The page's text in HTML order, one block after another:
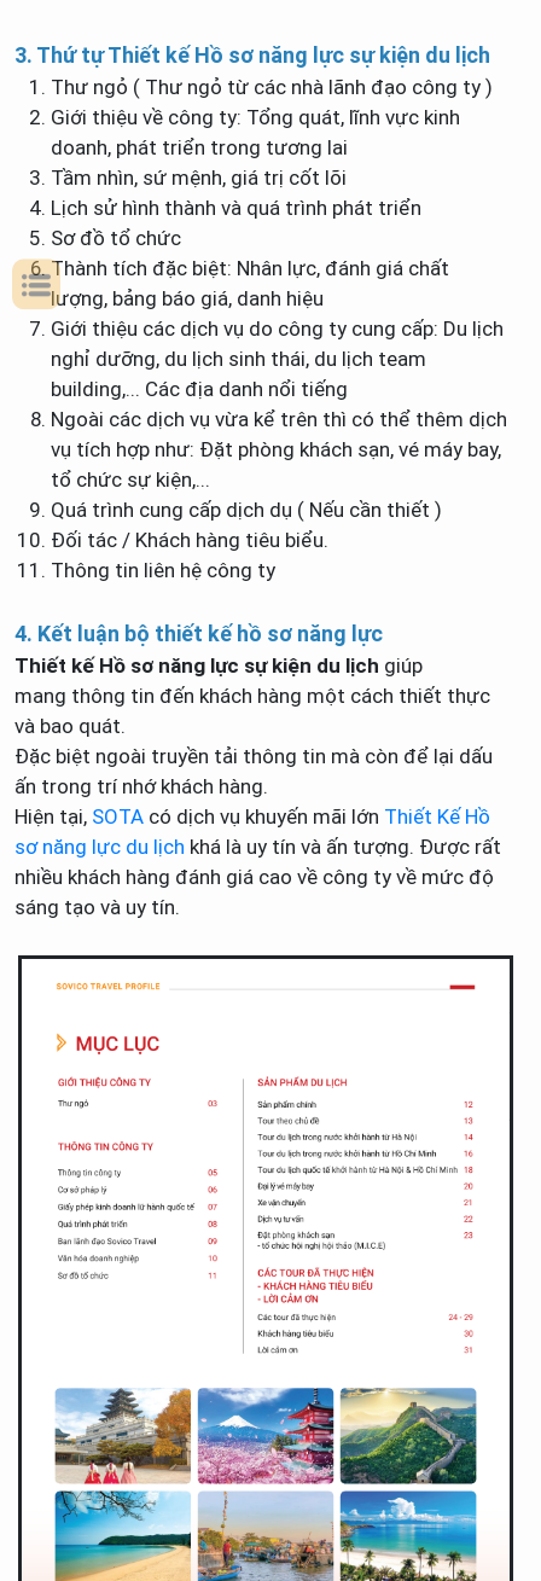
3. Thứ tự Thiết kế Hồ sơ năng lực sự kiện du lịch
Thư ngỏ ( Thư ngỏ từ các nhà lãnh đạo công ty )
Giới thiệu về công ty: Tổng quát, lĩnh vực kinh
doanh, phát triển trong tương lai
Tầm nhìn, sứ mệnh, giá trị cốt lõi
Lịch sử hình thành và quá trình phát triển
Sơ đồ tổ chức
Thành tích đặc biệt: Nhân lực, đánh giá chất
lượng, bảng báo giá, danh hiệu
Giới thiệu các dịch vụ do công ty cung cấp: Du lịch
nghỉ dưỡng, du lịch sinh thái, du lịch team
building,... Các địa danh nổi tiếng
Ngoài các dịch vụ vừa kể trên thì có thể thêm dịch
vụ tích hợp như: Đặt phòng khách sạn, vé máy bay,
tổ chức sự kiện,...
Quá trình cung cấp dịch dụ ( Nếu cần thiết )
Đối tác / Khách hàng tiêu biểu.
Thông tin liên hệ công ty
4. Kết luận bộ thiết kế hồ sơ năng lực
Thiết kế Hồ sơ năng lực sự kiện du lịch giúp
mang thông tin đến khách hàng một cách thiết thực
và bao quát.
Đặc biệt ngoài truyền tải thông tin mà còn để lại dấu
ấn trong trí nhớ khách hàng.
Hiện tại, SOTA có dịch vụ khuyến mãi lớn Thiết Kế Hồ
sơ năng lực du lịch khá là uy tín và ấn tượng. Được rất
nhiều khách hàng đánh giá cao về công ty về mức độ
sáng tạo và uy tín.